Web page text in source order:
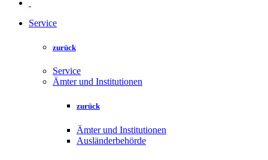
Service
zurück
Service
Ämter und Institutionen
zurück
Ämter und Institutionen
Ausländerbehörde